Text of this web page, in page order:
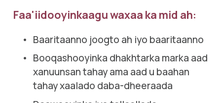
Faa'iidooyinkaagu waxaa ka mid ah:
Baaritaanno joogto ah iyo baaritaanno
Booqashooyinka dhakhtarka marka aad
xanuunsan tahay ama aad u baahan
tahay xaalado daba-dheeraada